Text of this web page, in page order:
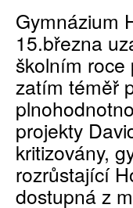
Gymnázium
15.března
školním
zatím téměř
projekty
kritizovány,
rozrůstající
dostupná z